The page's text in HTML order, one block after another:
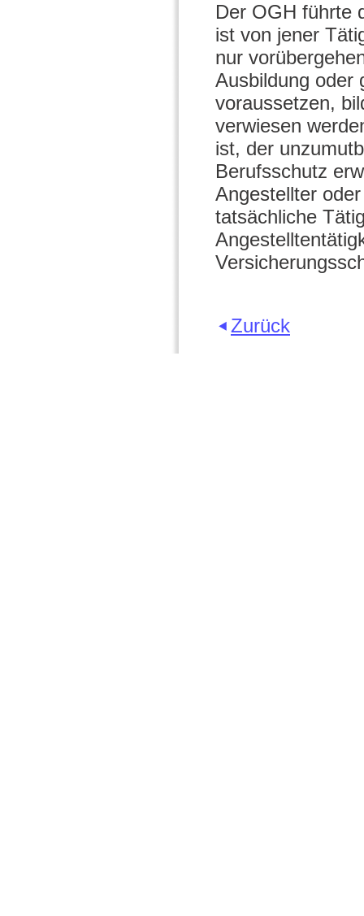
Der OGH führte
ist von jener
nur
Ausbildung oder
voraussetzen,
verwiesen
ist, der
Berufsschutz
Angestellter
tatsächliche
Zurück